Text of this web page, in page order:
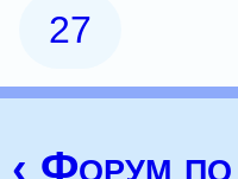
27
‹ Форум